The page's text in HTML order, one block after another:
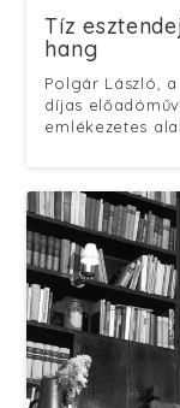
Tíz
hang
Polgár László,
díjas
emlékezetes